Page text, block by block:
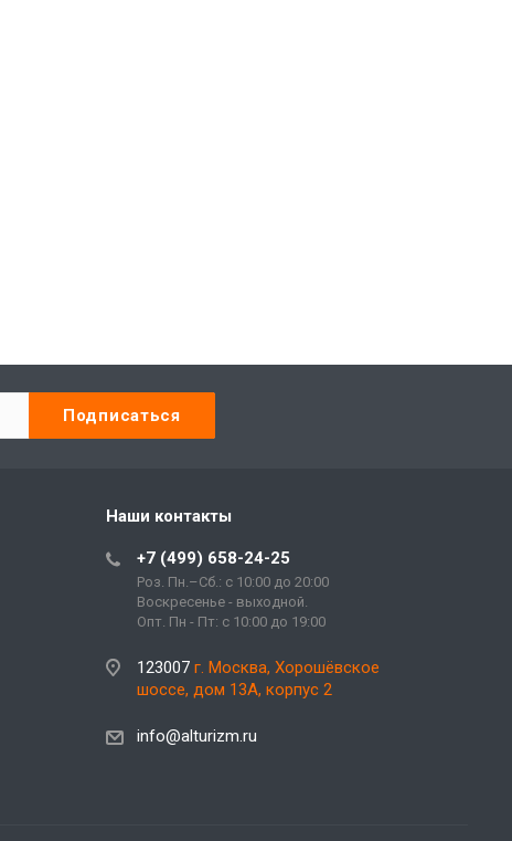
Наши контакты
+7 (499) 658-24-25
Роз. Пн.–Сб.: с 10:00 до 20:00
Воскресенье - выходной.
Опт. Пн - Пт: с 10:00 до 19:00
123007 г. Москва, Хорошёвское
шоссе, дом 13А, корпус 2
info@alturizm.ru